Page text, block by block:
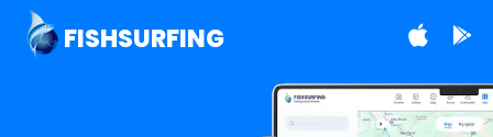
FISHSURFING